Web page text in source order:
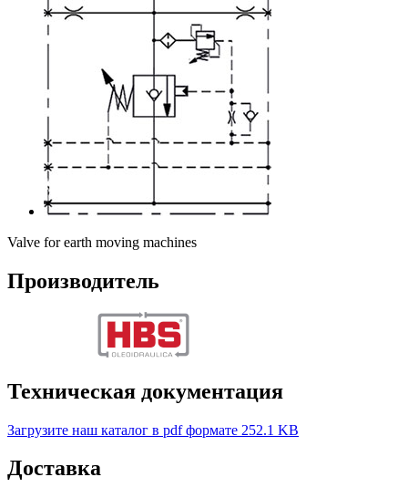
Valve for earth moving machines
Производитель
Техническая документация
Загрузите наш каталог в pdf формате 252.1 KB
Доставка